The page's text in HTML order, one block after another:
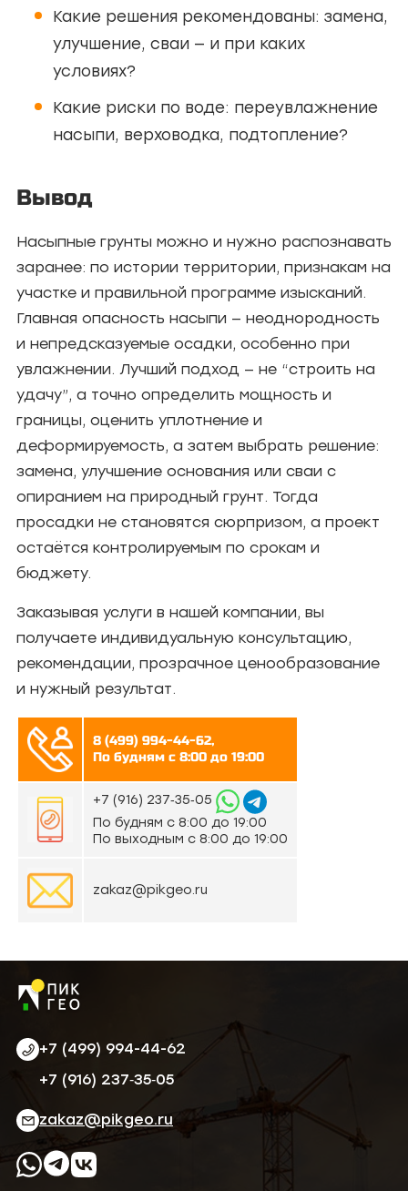
Какие решения рекомендованы: замена,
улучшение, сваи — и при каких
условиях?
Какие риски по воде: переувлажнение
насыпи, верховодка, подтопление?
Вывод
Насыпные грунты можно и нужно распознавать
заранее: по истории территории, признакам на
участке и правильной программе изысканий.
Главная опасность насыпи — неоднородность
и непредсказуемые осадки, особенно при
увлажнении. Лучший подход — не “строить на
удачу”, а точно определить мощность и
границы, оценить уплотнение и
деформируемость, а затем выбрать решение:
замена, улучшение основания или сваи с
опиранием на природный грунт. Тогда
просадки не становятся сюрпризом, а проект
остаётся контролируемым по срокам и
бюджету.
Заказывая услуги в нашей компании, вы
получаете индивидуальную консультацию,
рекомендации, прозрачное ценообразование
и нужный результат.
8 (499) 994-44-62,
По будням с 8:00 до 19:00
‪+7 (916) 237‑35‑05‬
По будням с 8:00 до 19:00
По выходным с 8:00 до 19:00
zakaz@pikgeo.ru
+7 (499) 994-44-62
‪+7 (916) 237‑35‑05‬
zakaz@pikgeo.ru